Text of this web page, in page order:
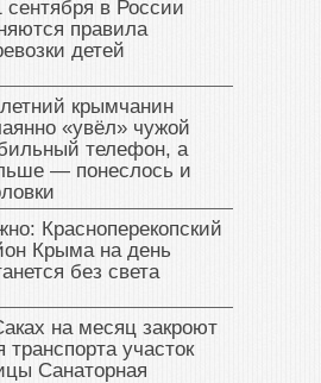
сентября в России
правила
детей
крымчанин
«увёл» чужой
телефон, а
— понеслось и
Красноперекопский
Крыма на день
без света
на месяц закроют
транспорта участок
Санаторная